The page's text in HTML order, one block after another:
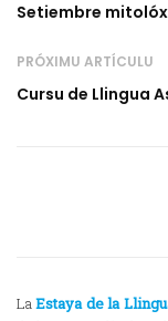
Setiembre
PRÓXIMU ARTÍCULU
Cursu de Llingua
LaEstaya de la